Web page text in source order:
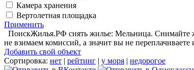
Камера хранения
Вертолетная площадка
Применить
ПоискЖилья.РФ снять жилье: Мельница. Снимайте
не взимаем комиссий, а значит вы не
Добавить свой объект
Сортировка: нет | рейтинг | у моря | недорогое